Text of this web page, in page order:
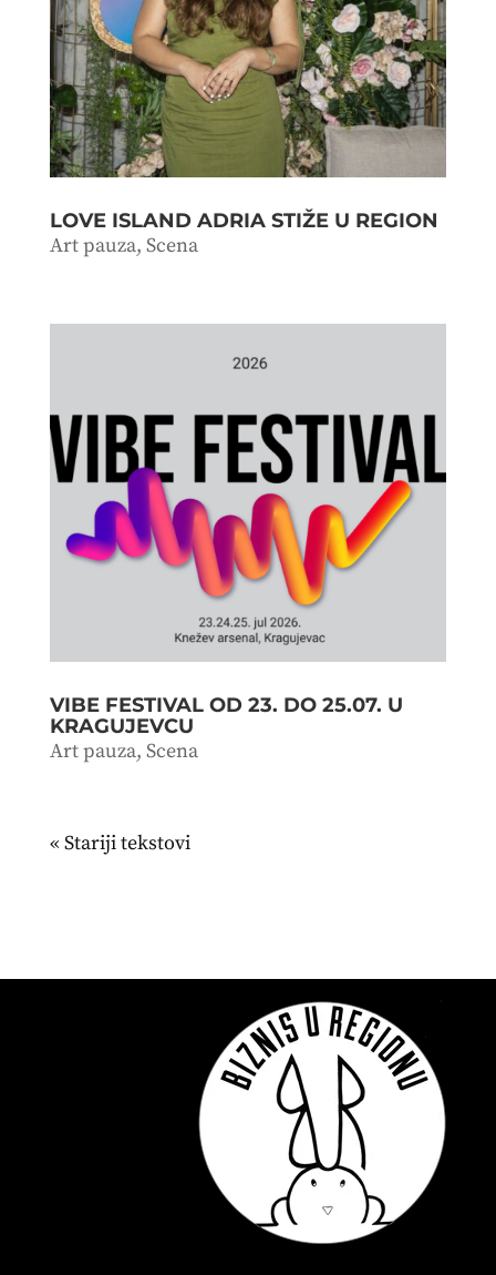
LOVE ISLAND ADRIA STIŽE U REGION
Art pauza, Scena
VIBE FESTIVAL OD 23. DO 25.07. U
KRAGUJEVCU
Art pauza, Scena
« Stariji unosi